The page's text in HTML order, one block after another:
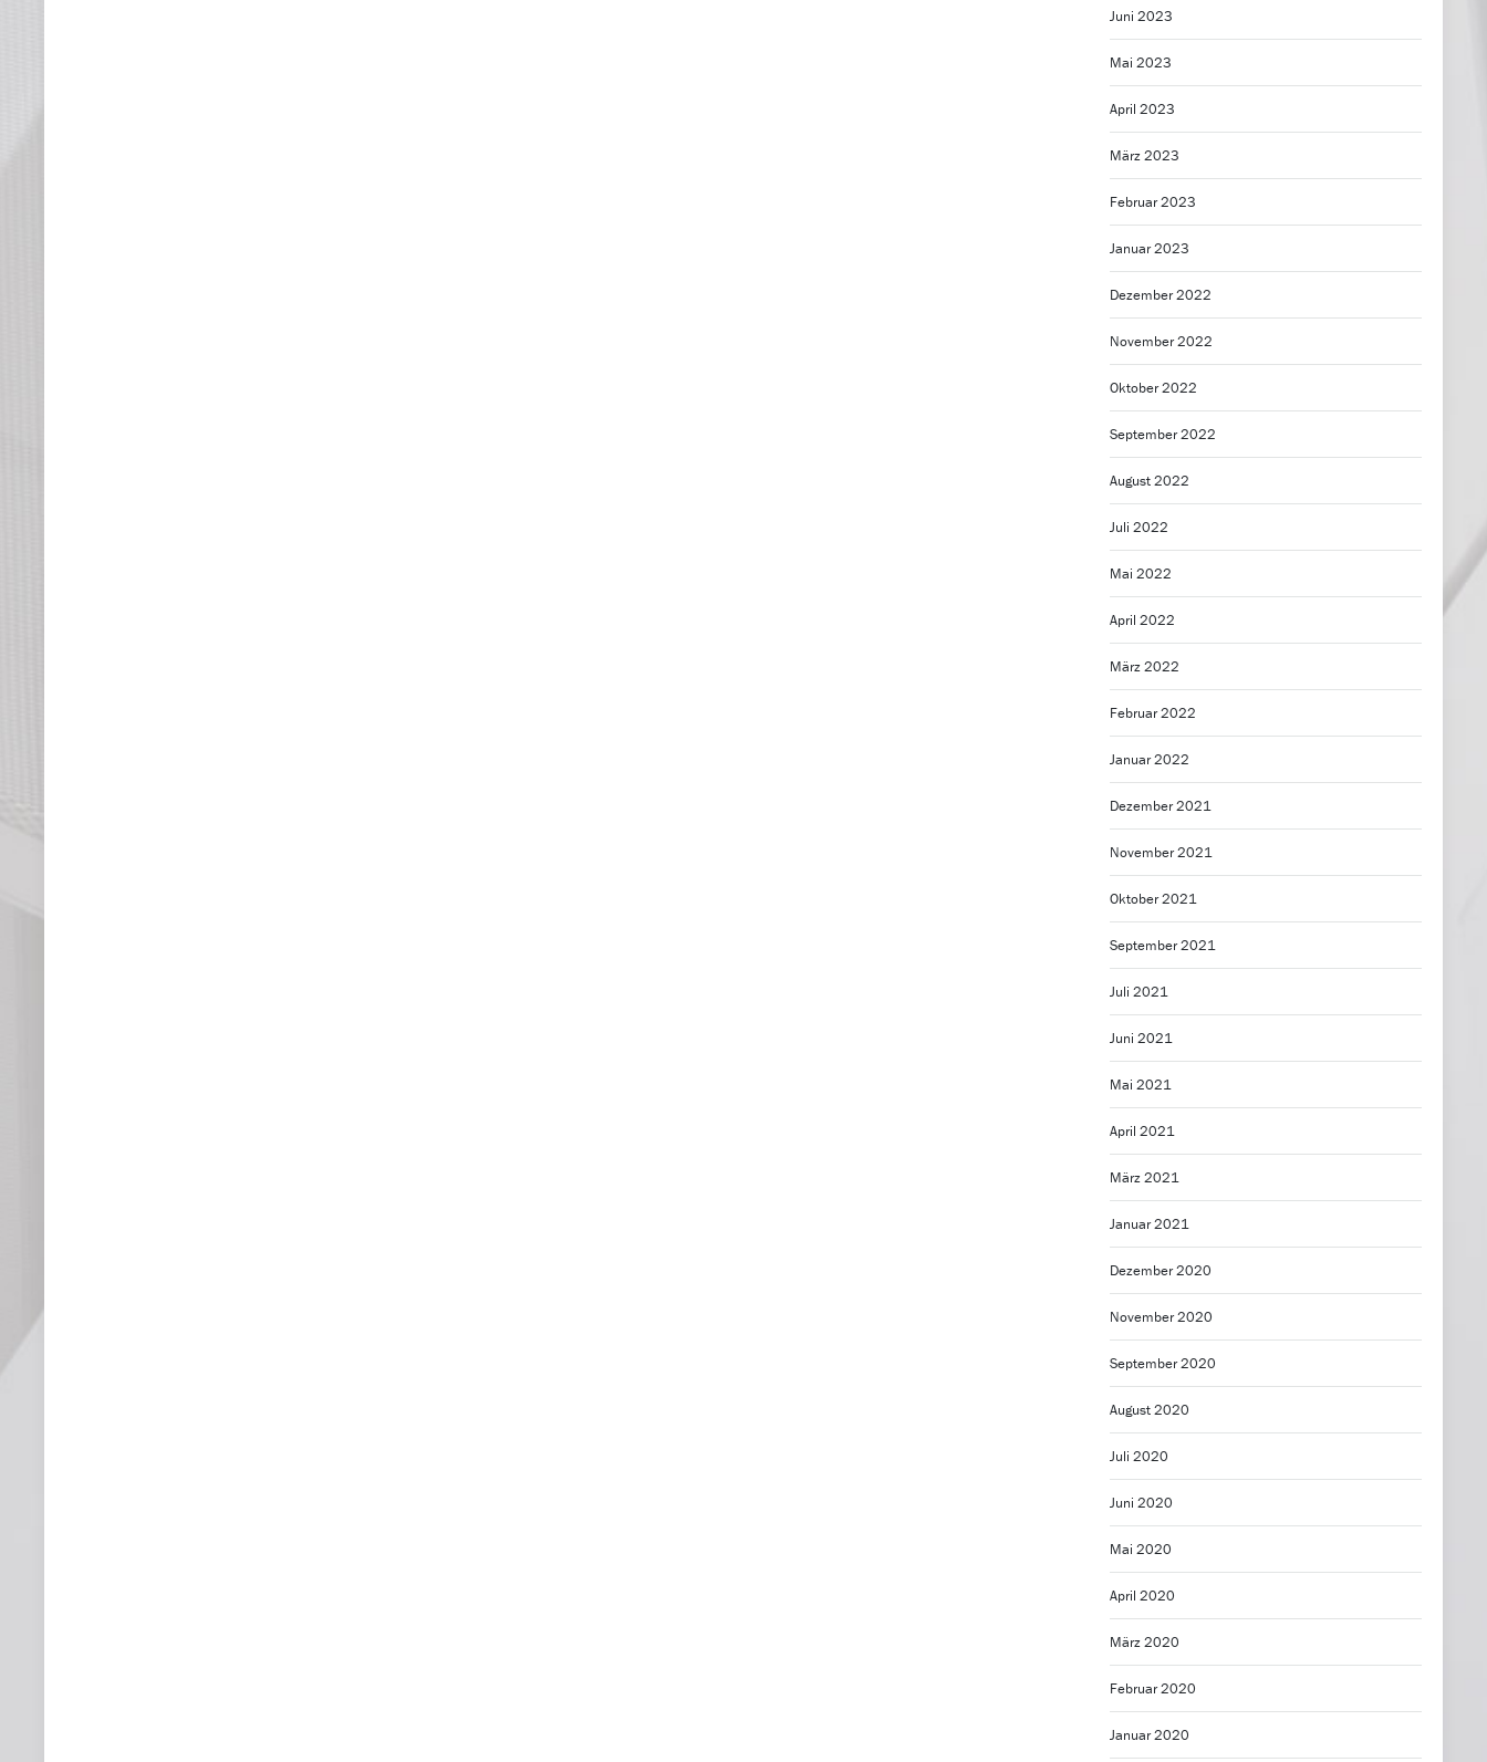
Juni 2023
Mai 2023
April 2023
März 2023
Februar 2023
Januar 2023
Dezember 2022
November 2022
Oktober 2022
September 2022
August 2022
Juli 2022
Mai 2022
April 2022
März 2022
Februar 2022
Januar 2022
Dezember 2021
November 2021
Oktober 2021
September 2021
Juli 2021
Juni 2021
Mai 2021
April 2021
März 2021
Januar 2021
Dezember 2020
November 2020
September 2020
August 2020
Juli 2020
Juni 2020
Mai 2020
April 2020
März 2020
Februar 2020
Januar 2020